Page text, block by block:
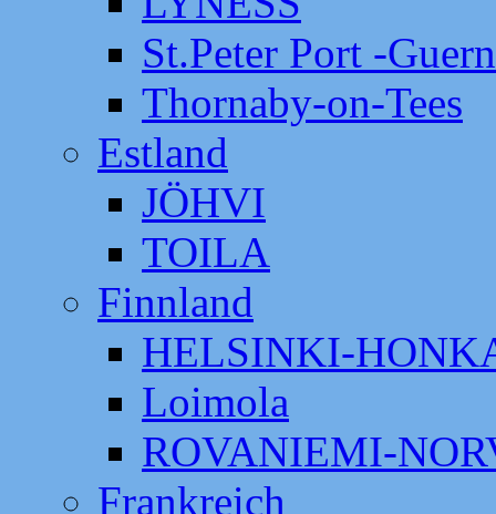
St.Peter Port -
Thornaby-on-Tees
Estland
JÖHVI
TOILA
Finnland
HELSINKI-
Loimola
ROVANIEMI-
Frankreich